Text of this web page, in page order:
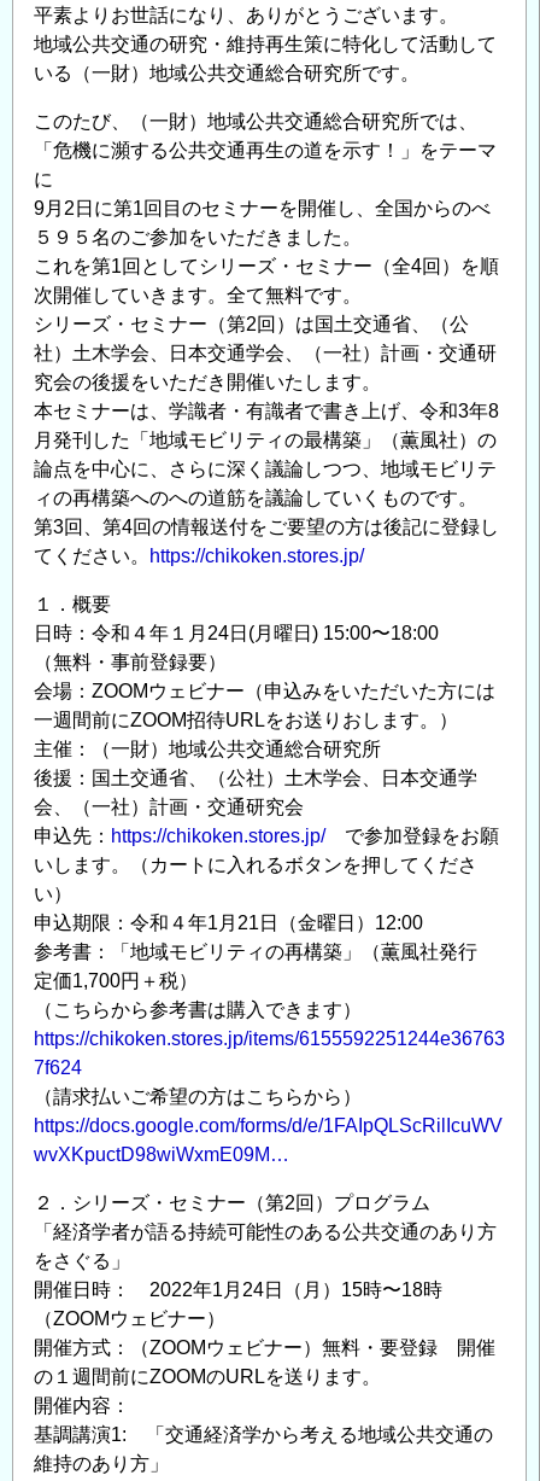
セ
ミ
ー
を
4/20
14~18
時
無
料
開
催
し
ま
す。
の
平素よりお世話になり、ありがとうございます。
地域公共交通の研究・維持再生策に特化して活動して
いる（一財）地域公共交通総合研究所です。
このたび、（一財）地域公共交通総合研究所では、
「危機に瀕する公共交通再生の道を示す！」をテーマ
に
9月2日に第1回目のセミナーを開催し、全国からのべ
５９５名のご参加をいただきました。
これを第1回としてシリーズ・セミナー（全4回）を順
次開催していきます。全て無料です。
シリーズ・セミナー（第2回）は国土交通省、（公
社）土木学会、日本交通学会、（一社）計画・交通研
究会の後援をいただき開催いたします。
本セミナーは、学識者・有識者で書き上げ、令和3年8
月発刊した「地域モビリティの最構築」（薫風社）の
論点を中心に、さらに深く議論しつつ、地域モビリテ
ィの再構築へのへの道筋を議論していくものです。
第3回、第4回の情報送付をご要望の方は後記に登録し
てください。
https://chikoken.stores.jp/
１．概要
日時：令和４年１月24日(月曜日) 15:00〜18:00
（無料・事前登録要）
会場：ZOOMウェビナー（申込みをいただいた方には
一週間前にZOOM招待URLをお送りおします。）
主催：（一財）地域公共交通総合研究所
後援：国土交通省、（公社）土木学会、日本交通学
会、（一社）計画・交通研究会
申込先： https://chikoken.stores.jp/で参加登録をお願
いします。（カートに入れるボタンを押してくださ
い）
申込期限：令和４年1月21日（金曜日）12:00
参考書：「地域モビリティの再構築」（薫風社発行
定価1,700円＋税）
（こちらから参考書は購入できます）
https://chikoken.stores.jp/items/6155592251244e36763
7f624
（請求払いご希望の方はこちらから）
https://docs.google.com/forms/d/e/1FAIpQLScRilIcuWV
wvXKpuctD98wiWxmE09M…
２．シリーズ・セミナー（第2回）プログラム
「経済学者が語る持続可能性のある公共交通のあり方
をさぐる」
開催日時： 2022年1月24日（月）15時〜18時
（ZOOMウェビナー）
開催方式：（ZOOMウェビナー）無料・要登録 開催
の１週間前にZOOMのURLを送ります。
開催内容：
基調講演1: 「交通経済学から考える地域公共交通の
維持のあり方」